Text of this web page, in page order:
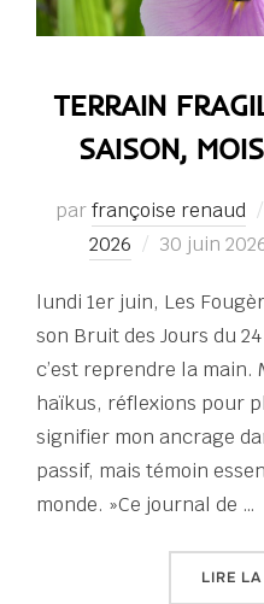
TERRAIN
SAISON,
parfrançoise renaud
2026
Publié
30 juin
lundi 1er juin, Les
son Bruit des Jours du
c’est reprendre la main.
haïkus, réflexions pour
signifier mon ancrage
passif, mais témoin
monde. »Ce journal de …
LIRE